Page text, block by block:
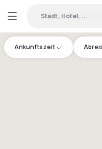
Stadt, Hotel, ...
Ankunftszeit